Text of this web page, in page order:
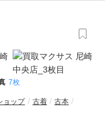
7枚
ョップ 古着
古本